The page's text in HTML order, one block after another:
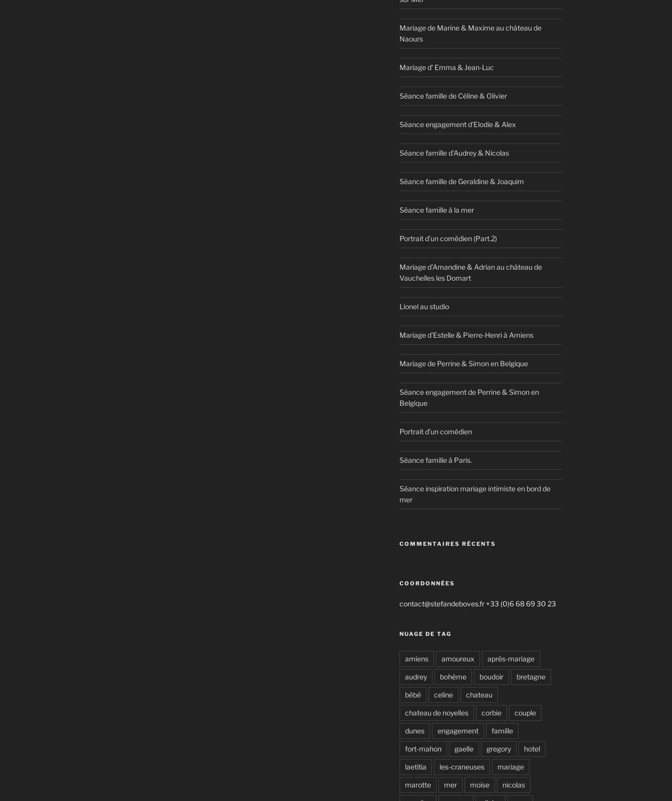
Mariage de Marine & Maxime au château de
Naours
Mariage d’ Emma & Jean-Luc
Séance famille de Céline & Olivier
Séance engagement d’Elodie & Alex
Séance famille d’Audrey & Nicolas
Séance famille de Geraldine & Joaquim
Séance famille à la mer
Portrait d’un comédien (Part.2)
Mariage d’Amandine & Adrian au château de
Vauchelles les Domart
Lionel au studio
Mariage d’Estelle & Pierre-Henri à Amiens
Mariage de Perrine & Simon en Belgique
Séance engagement de Perrine & Simon en
Belgique
Portrait d’un comédien
Séance famille à Paris.
Séance inspiration mariage intimiste en bord de
mer
COMMENTAIRES RÉCENTS
COORDONNÉES
contact@stefandeboves.fr +33 (0)6 68 69 30 23
NUAGE DE TAG
amiens amoureux après-mariage
audrey bohème boudoir bretagne
bébé celine chateau
chateau de noyelles corbie couple
dunes engagement famille
fort-mahon gaelle gregory hotel
laetitia les-craneuses mariage
marotte mer moise nicolas